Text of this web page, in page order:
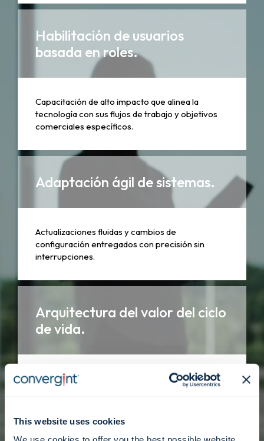
This website uses cookies
Habilitación de usuarios
basada en roles.
Capacitación de alto impacto que alinea la
tecnología con sus flujos de trabajo y objetivos
comerciales específicos.
Adaptación ágil de sistemas.
Actualizaciones fluidas y cambios de
configuración entregados con precisión sin
interrupciones.
Arquitectura del valor del ciclo
de vida.
Intervenciones estratégicas diseñadas para
extender la vida útil y la relevancia de sus activos